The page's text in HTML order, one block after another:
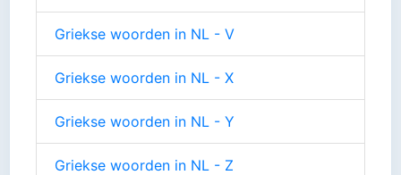
Griekse woorden in NL - V
Griekse woorden in NL - X
Griekse woorden in NL - Y
Griekse woorden in NL - Z